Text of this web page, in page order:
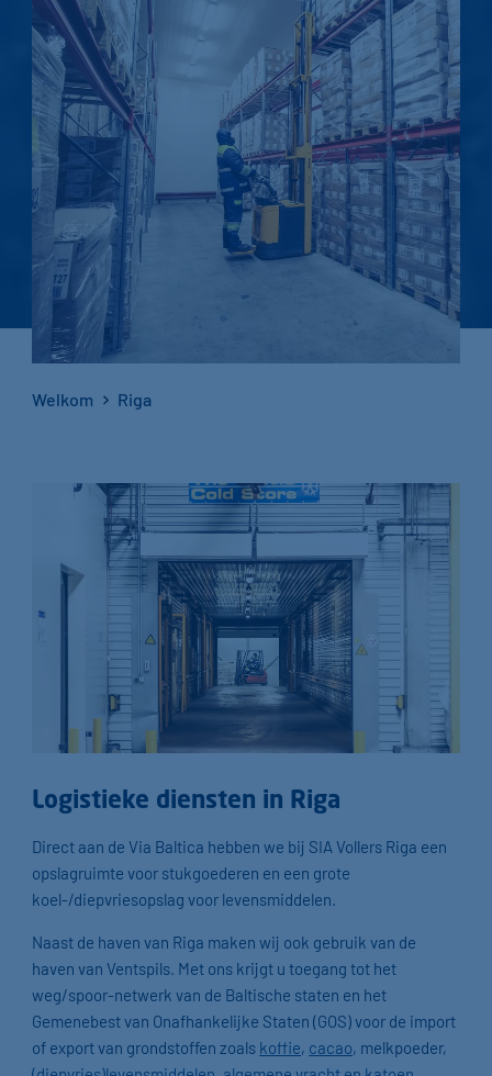
Welkom Riga
Logistieke diensten in Riga
Direct aan de Via Baltica hebben we bij SIA Vollers Riga een
opslagruimte voor stukgoederen en een grote
koel-/diepvriesopslag voor levensmiddelen.
Naast de haven van Riga maken wij ook gebruik van de
haven van Ventspils. Met ons krijgt u toegang tot het
weg/spoor-netwerk van de Baltische staten en het
Gemenebest van Onafhankelijke Staten (GOS) voor de import
of export van grondstoffen zoals koffie, cacao, melkpoeder,